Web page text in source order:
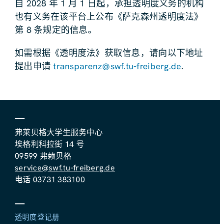
自 2028 年 1 月 1 日起，承担透明度义务的机构
也有义务在该平台上公布《萨克森州透明度法》
第 8 条规定的信息。
如需根据《透明度法》获取信息，请向以下地址
提出申请transparenz@swf.tu-freiberg.de.
弗莱贝格大学生服务中心
埃格利科拉街 14 号
09599 弗赖贝格
service@swf.tu-freiberg.de
电话 03731 383100
透明度登记册